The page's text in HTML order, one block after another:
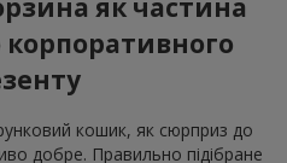
як частина
корпоративного
кошик, як сюрприз до
добре. Правильно підібране